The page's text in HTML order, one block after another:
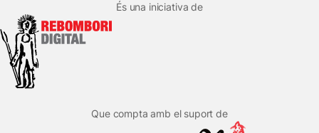
És una iniciativa de
Que compta amb el suport de